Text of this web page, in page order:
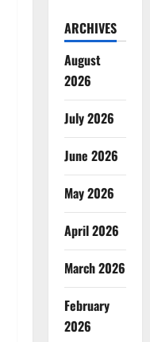
ARCHIVES
August
2026
July 2026
June 2026
May 2026
April 2026
March 2026
February
2026